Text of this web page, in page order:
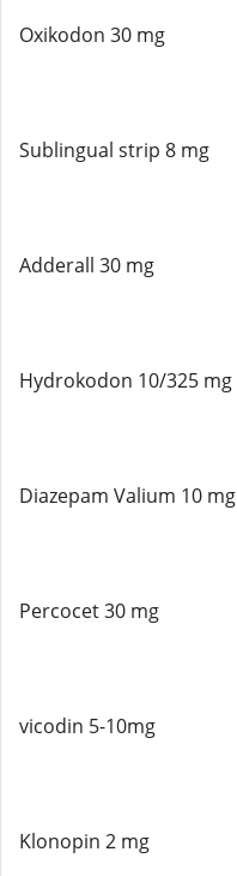
Oxikodon 30 mg
Sublingual strip 8 mg
Adderall 30 mg
Hydrokodon 10/325 mg
Diazepam Valium 10 mg
Percocet 30 mg
vicodin 5-10mg
Klonopin 2 mg